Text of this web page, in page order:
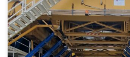
Il giorno 18 novembre 2024 una
ingegneri Civili del 3°, 4° e 5° anno